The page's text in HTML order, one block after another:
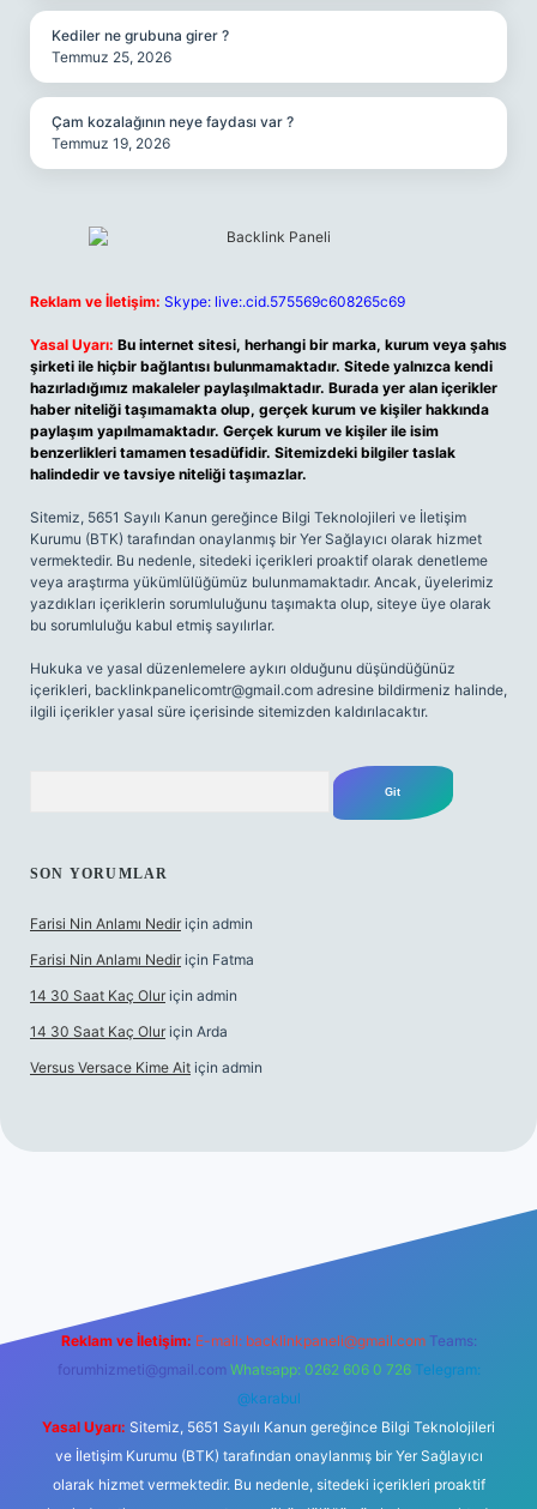
Kediler ne grubuna girer ?
Temmuz 25, 2026
Çam kozalağının neye faydası var ?
Temmuz 19, 2026
Reklam ve İletişim: Skype: live:.cid.575569c608265c69
Yasal Uyarı: Bu internet sitesi, herhangi bir marka, kurum veya şahıs
şirketi ile hiçbir bağlantısı bulunmamaktadır. Sitede yalnızca kendi
hazırladığımız makaleler paylaşılmaktadır. Burada yer alan içerikler
haber niteliği taşımamakta olup, gerçek kurum ve kişiler hakkında
paylaşım yapılmamaktadır. Gerçek kurum ve kişiler ile isim
benzerlikleri tamamen tesadüfidir. Sitemizdeki bilgiler taslak
halindedir ve tavsiye niteliği taşımazlar.
Sitemiz, 5651 Sayılı Kanun gereğince Bilgi Teknolojileri ve İletişim
Kurumu (BTK) tarafından onaylanmış bir Yer Sağlayıcı olarak hizmet
vermektedir. Bu nedenle, sitedeki içerikleri proaktif olarak denetleme
veya araştırma yükümlülüğümüz bulunmamaktadır. Ancak, üyelerimiz
yazdıkları içeriklerin sorumluluğunu taşımakta olup, siteye üye olarak
bu sorumluluğu kabul etmiş sayılırlar.
Hukuka ve yasal düzenlemelere aykırı olduğunu düşündüğünüz
içerikleri, backlinkpanelicomtr@gmail.com adresine bildirmeniz halinde,
ilgili içerikler yasal süre içerisinde sitemizden kaldırılacaktır.
SON YORUMLAR
Farisi Nin Anlamı Nedir için admin
Farisi Nin Anlamı Nedir için Fatma
14 30 Saat Kaç Olur için admin
14 30 Saat Kaç Olur için Arda
Versus Versace Kime Ait için admin
Reklam ve İletişim: E-mail: backlinkpaneli@gmail.com Teams:
forumhizmeti@gmail.com Whatsapp: 0262 606 0 726 Telegram:
@karabul
Yasal Uyarı: Sitemiz, 5651 Sayılı Kanun gereğince Bilgi Teknolojileri
ve İletişim Kurumu (BTK) tarafından onaylanmış bir Yer Sağlayıcı
olarak hizmet vermektedir. Bu nedenle, sitedeki içerikleri proaktif